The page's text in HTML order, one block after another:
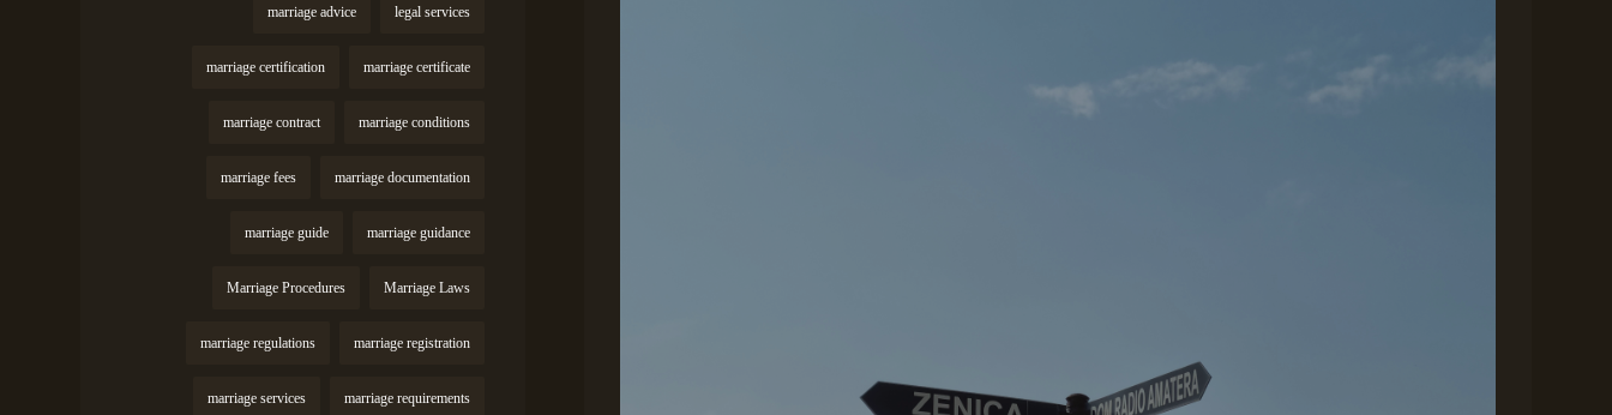
legal services
marriage advice
marriage certificate
marriage certification
marriage conditions
marriage contract
marriage documentation
marriage fees
marriage guidance
marriage guide
Marriage Laws
Marriage Procedures
marriage registration
marriage regulations
marriage requirements
marriage services